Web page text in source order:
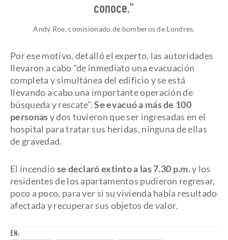
EN:
conoce."
Andy Roe, comisionado de bomberos de Londres.
Por ese motivo, detalló el experto, las autoridades
llevaron a cabo "de inmediato una evacuación
completa y simultánea del edificio y se está
llevando a cabo una importante operación de
búsqueda y rescate".Se evacuó a más de 100
personasy dos tuvieron que ser ingresadas en el
hospital para tratar sus heridas, ninguna de ellas
de gravedad.
El incendiose declaró extinto a las 7.30 p.m.y los
residentes de los apartamentos pudieron regresar,
poco a poco, para ver si su vivienda había resultado
afectada y recuperar sus objetos de valor.